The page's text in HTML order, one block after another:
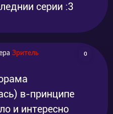
серии :3
Зритель
0
в-принципе
и интересно